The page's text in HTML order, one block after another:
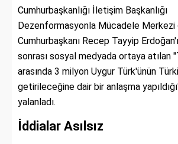
Cumhurbaşkanlığı İletişim Başkanlığı
Dezenformasyonla Mücadele Merkezi
Cumhurbaşkanı Recep Tayyip
sonrası sosyal medyada ortaya atılan
arasında 3 milyon Uygur Türk'ünün
getirileceğine dair bir anlaşma
yalanladı.
İddialar Asılsız